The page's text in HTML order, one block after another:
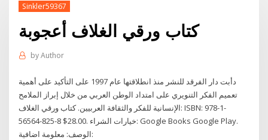
Sinkler59367
كتاب ورقي الغلاف أعجوبة
byAuthor
دأبت دار الفرقد للنشر منذ انطلاقتها عام 1997 على التأكيد على أهمية
تعميم الفكر التنويري على امتداد الوطن العربي من خلال إبراز الملامح
الإنسانية للفكر والثقافة العربيين. كتاب ورقي الغلاف: ISBN: 978-1-
56564-825-8 $28.00. خيارات الشراء: Google Books Google Play.
الوصف: معلومة اضافية: